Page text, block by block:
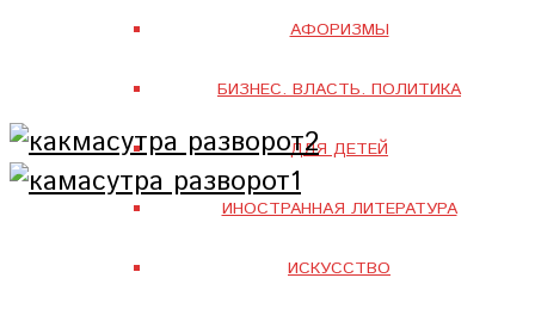
АФОРИЗМЫ
БИЗНЕС. ВЛАСТЬ. ПОЛИТИКА
ДЛЯ ДЕТЕЙ
ИНОСТРАННАЯ ЛИТЕРАТУРА
ИСКУССТВО